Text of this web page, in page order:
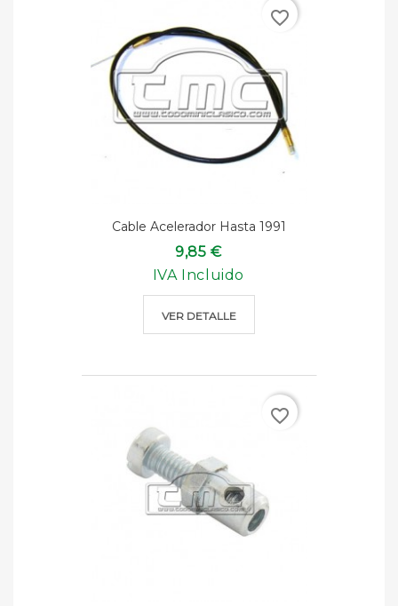
Cable Acelerador Hasta 1991
9,85 €
IVA Incluido
VER DETALLE
favorite_border
favorite_border